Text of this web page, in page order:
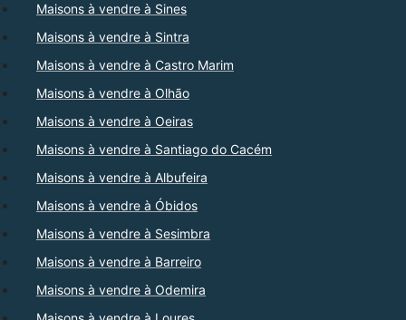
Maisons à vendre à Sines
Maisons à vendre à Sintra
Maisons à vendre à Castro Marim
Maisons à vendre à Olhão
Maisons à vendre à Oeiras
Maisons à vendre à Santiago do Cacém
Maisons à vendre à Albufeira
Maisons à vendre à Óbidos
Maisons à vendre à Sesimbra
Maisons à vendre à Barreiro
Maisons à vendre à Odemira